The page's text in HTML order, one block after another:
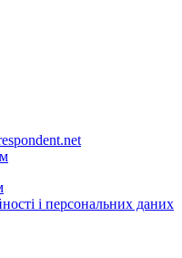
і персональних даних